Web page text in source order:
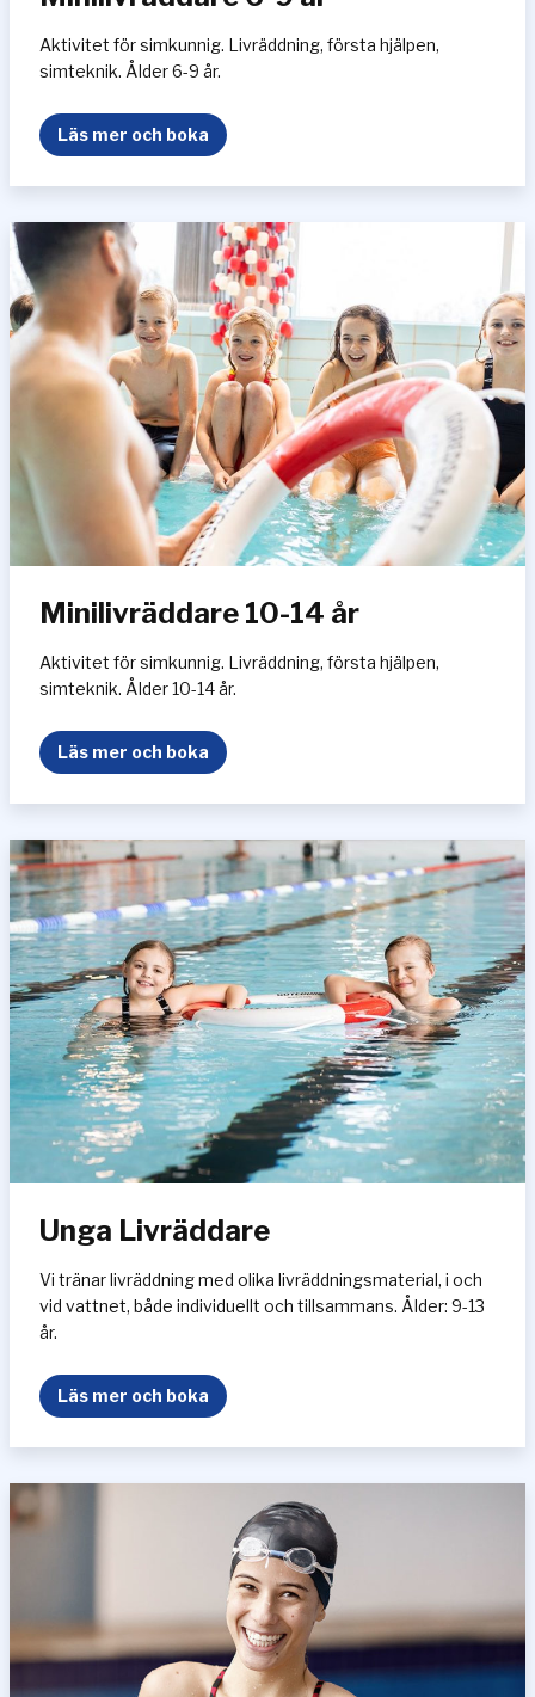
4
å
Aktivitet för simkunnig. Livräddning, första hjälpen,
simteknik. Ålder 6-9 år.
Läs mer och boka
i
n
v
r
ä
d
d
a
r
e
6
-
r
Minilivräddare 10-14 år
Aktivitet för simkunnig. Livräddning, första hjälpen,
simteknik. Ålder 10-14 år.
Läs mer och boka
i
n
l
i
v
r
ä
d
d
a
r
e
1
0
-
4
r
Unga Livräddare
Vi tränar livräddning med olika livräddningsmaterial, i och
vid vattnet, både individuellt och tillsammans. Ålder: 9-13
år.
Läs mer och boka
n
g
d
a